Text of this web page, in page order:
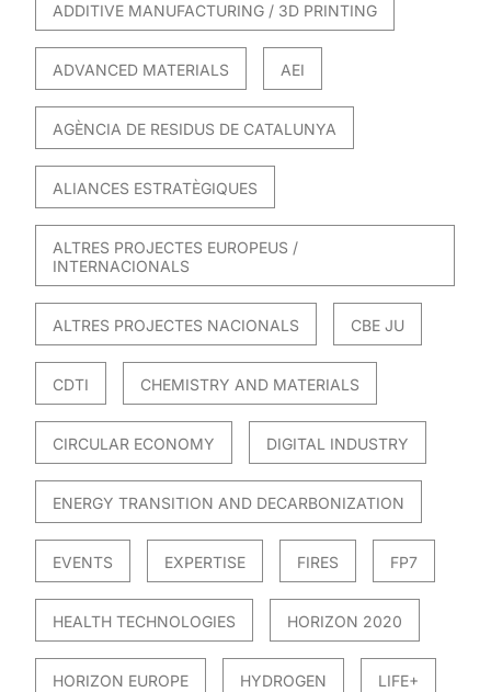
ADDITIVE MANUFACTURING / 3D PRINTING
ADVANCED MATERIALS AEI
AGÈNCIA DE RESIDUS DE CATALUNYA
ALIANCES ESTRATÈGIQUES
ALTRES PROJECTES EUROPEUS /
INTERNACIONALS
ALTRES PROJECTES NACIONALS CBE JU
CDTI CHEMISTRY AND MATERIALS
CIRCULAR ECONOMY DIGITAL INDUSTRY
ENERGY TRANSITION AND DECARBONIZATION
EVENTS EXPERTISE FIRES FP7
HEALTH TECHNOLOGIES HORIZON 2020
HORIZON EUROPE HYDROGEN LIFE+